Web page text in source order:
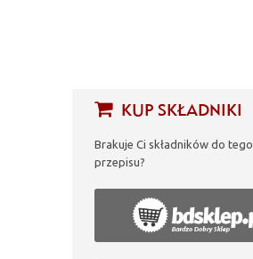
KUP SKŁADNIKI
Brakuje Ci składników do tego
przepisu?